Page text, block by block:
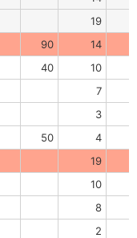
19
90
14
40
10
7
3
50
4
19
10
8
2